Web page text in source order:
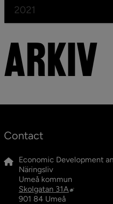
2021
ARKIV
Contact
Economic Development
Näringsliv
Umeå kommun
Skolgatan 31A External
901 84 Umeå